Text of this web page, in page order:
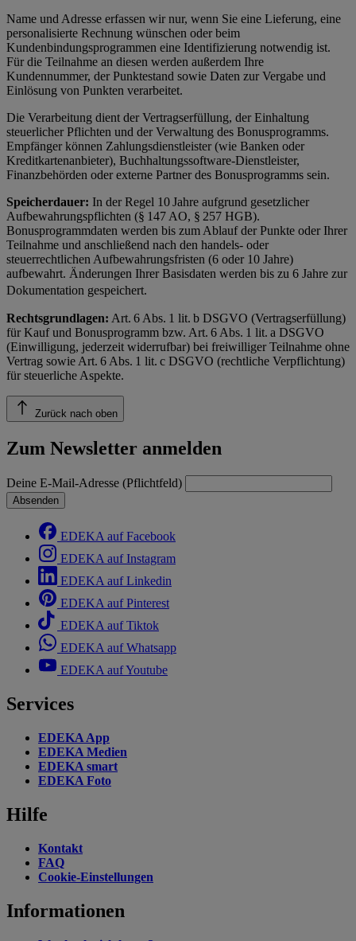
Name und Adresse erfassen wir nur, wenn Sie eine Lieferung, eine
personalisierte Rechnung wünschen oder beim
Kundenbindungsprogrammen eine Identifizierung notwendig ist.
Für die Teilnahme an diesen werden außerdem Ihre
Kundennummer, der Punktestand sowie Daten zur Vergabe und
Einlösung von Punkten verarbeitet.
Die Verarbeitung dient der Vertragserfüllung, der Einhaltung
steuerlicher Pflichten und der Verwaltung des Bonusprogramms.
Empfänger können Zahlungsdienstleister (wie Banken oder
Kreditkartenanbieter), Buchhaltungssoftware-Dienstleister,
Finanzbehörden oder externe Partner des Bonusprogramms sein.
Speicherdauer: In der Regel 10 Jahre aufgrund gesetzlicher
Aufbewahrungspflichten (§ 147 AO, § 257 HGB).
Bonusprogrammdaten werden bis zum Ablauf der Punkte oder Ihrer
Teilnahme und anschließend nach den handels- oder
steuerrechtlichen Aufbewahrungsfristen (6 oder 10 Jahre)
aufbewahrt. Änderungen Ihrer Basisdaten werden bis zu 6 Jahre zur
Dokumentation gespeichert.
Rechtsgrundlagen: Art. 6 Abs. 1 lit. b DSGVO (Vertragserfüllung)
für Kauf und Bonusprogramm bzw. Art. 6 Abs. 1 lit. a DSGVO
(Einwilligung, jederzeit widerrufbar) bei freiwilliger Teilnahme ohne
Vertrag sowie Art. 6 Abs. 1 lit. c DSGVO (rechtliche Verpflichtung)
für steuerliche Aspekte.
Zurück nach oben
Zum Newsletter anmelden
Deine E-Mail-Adresse (Pflichtfeld)
Absenden
EDEKA auf Facebook
EDEKA auf Instagram
EDEKA auf Linkedin
EDEKA auf Pinterest
EDEKA auf Tiktok
EDEKA auf Whatsapp
EDEKA auf Youtube
Services
EDEKA App
EDEKA Medien
EDEKA smart
EDEKA Foto
Hilfe
Kontakt
FAQ
Cookie-Einstellungen
Informationen